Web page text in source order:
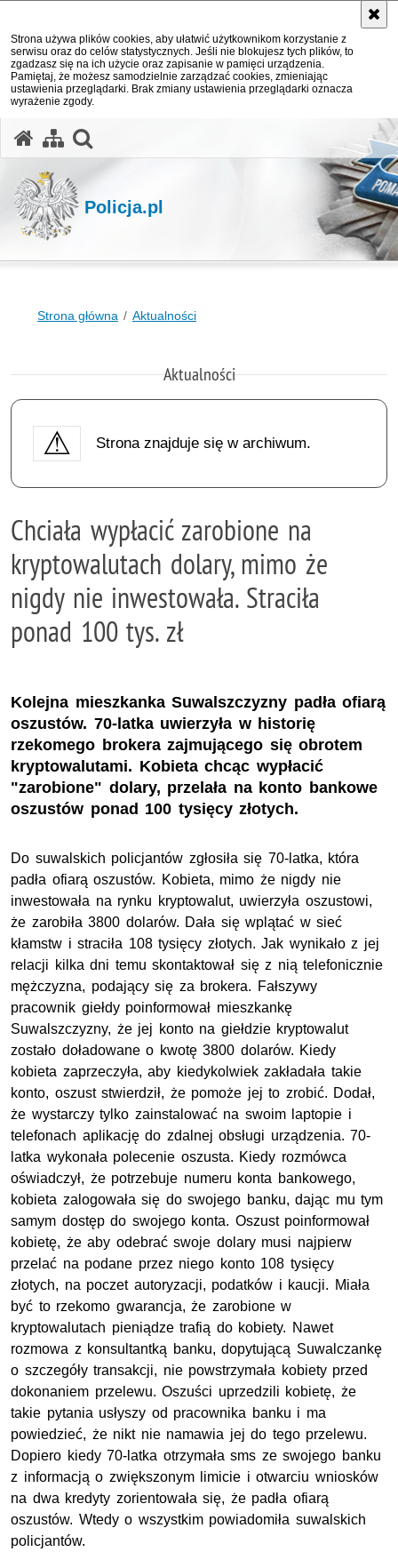
Strona używa plików cookies, aby ułatwić użytkownikom korzystanie z
serwisu oraz do celów statystycznych. Jeśli nie blokujesz tych plików, to
zgadzasz się na ich użycie oraz zapisanie w pamięci urządzenia.
Pamiętaj, że możesz samodzielnie zarządzać cookies, zmieniając
ustawienia przeglądarki. Brak zmiany ustawienia przeglądarki oznacza
wyrażenie zgody.
Policja.pl
Strona główna Aktualności
Aktualności
Strona znajduje się w archiwum.
Chciała wypłacić zarobione na
kryptowalutach dolary, mimo że
nigdy nie inwestowała. Straciła
ponad 100 tys. zł
Kolejna mieszkanka Suwalszczyzny padła ofiarą
oszustów. 70-latka uwierzyła w historię
rzekomego brokera zajmującego się obrotem
kryptowalutami. Kobieta chcąc wypłacić
"zarobione" dolary, przelała na konto bankowe
oszustów ponad 100 tysięcy złotych.
Do suwalskich policjantów zgłosiła się 70-latka, która
padła ofiarą oszustów. Kobieta, mimo że nigdy nie
inwestowała na rynku kryptowalut, uwierzyła oszustowi,
że zarobiła 3800 dolarów. Dała się wplątać w sieć
kłamstw i straciła 108 tysięcy złotych. Jak wynikało z jej
relacji kilka dni temu skontaktował się z nią telefonicznie
mężczyzna, podający się za brokera. Fałszywy
pracownik giełdy poinformował mieszkankę
Suwalszczyzny, że jej konto na giełdzie kryptowalut
zostało doładowane o kwotę 3800 dolarów. Kiedy
kobieta zaprzeczyła, aby kiedykolwiek zakładała takie
konto, oszust stwierdził, że pomoże jej to zrobić. Dodał,
że wystarczy tylko zainstalować na swoim laptopie i
telefonach aplikację do zdalnej obsługi urządzenia. 70-
latka wykonała polecenie oszusta. Kiedy rozmówca
oświadczył, że potrzebuje numeru konta bankowego,
kobieta zalogowała się do swojego banku, dając mu tym
samym dostęp do swojego konta. Oszust poinformował
kobietę, że aby odebrać swoje dolary musi najpierw
przelać na podane przez niego konto 108 tysięcy
złotych, na poczet autoryzacji, podatków i kaucji. Miała
być to rzekomo gwarancja, że zarobione w
kryptowalutach pieniądze trafią do kobiety. Nawet
rozmowa z konsultantką banku, dopytującą Suwalczankę
o szczegóły transakcji, nie powstrzymała kobiety przed
dokonaniem przelewu. Oszuści uprzedzili kobietę, że
takie pytania usłyszy od pracownika banku i ma
powiedzieć, że nikt nie namawia jej do tego przelewu.
Dopiero kiedy 70-latka otrzymała sms ze swojego banku
z informacją o zwiększonym limicie i otwarciu wniosków
na dwa kredyty zorientowała się, że padła ofiarą
oszustów. Wtedy o wszystkim powiadomiła suwalskich
policjantów.